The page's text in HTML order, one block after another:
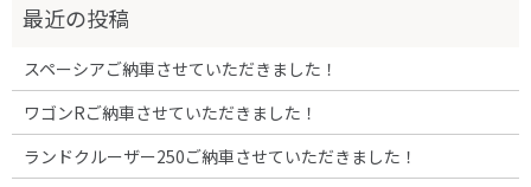
スペーシアご納車させていただきました！
ワゴンRご納車させていただきました！
ランドクルーザー250ご納車させていただきました！